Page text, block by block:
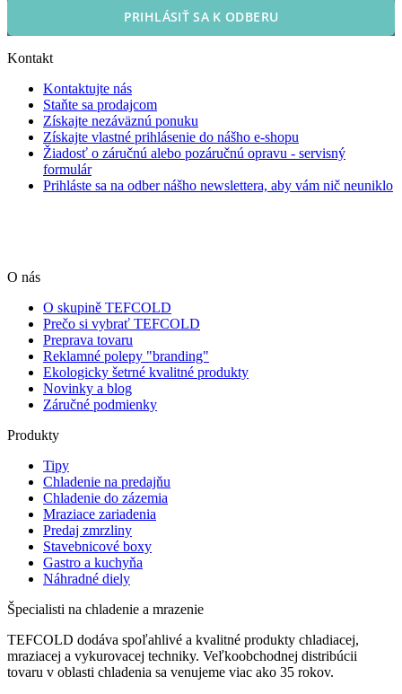
PRIHLÁSIŤ SA K ODBERU
Kontakt
Kontaktujte nás
Staňte sa prodajcom
Získajte nezáväznú ponuku
Získajte vlastné prihlásenie do nášho e-shopu
Žiadosť o záručnú alebo pozáručnú opravu - servisný
formulár
Prihláste sa na odber nášho newslettera, aby vám nič neuniklo
O nás
O skupině TEFCOLD
Prečo si vybrať TEFCOLD
Preprava tovaru
Reklamné polepy "branding"
Ekologicky šetrné kvalitné produkty
Novinky a blog
Záručné podmienky
Produkty
Tipy
Chladenie na predajňu
Chladenie do zázemia
Mraziace zariadenia
Predaj zmrzliny
Stavebnicové boxy
Gastro a kuchyňa
Náhradné diely
Špecialisti na chladenie a mrazenie
TEFCOLD dodáva spoľahlivé a kvalitné produkty chladiacej,
mraziacej a vykurovacej techniky. Veľkoobchodnej distribúcii
tovaru v oblasti chladenia sa venujeme viac ako 35 rokov.